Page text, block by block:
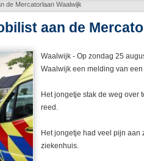
de Mercatorlaan Waalwijk
aan de
Waalwijk - Op zondag 25
Waalwijk een melding van
Het jongetje stak de weg over
reed.
Het jongetje had veel pijn
ziekenhuis.